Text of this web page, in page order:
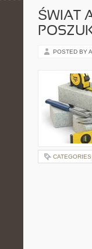
ŚWIAT
POSTED BY
CATEGORIES: